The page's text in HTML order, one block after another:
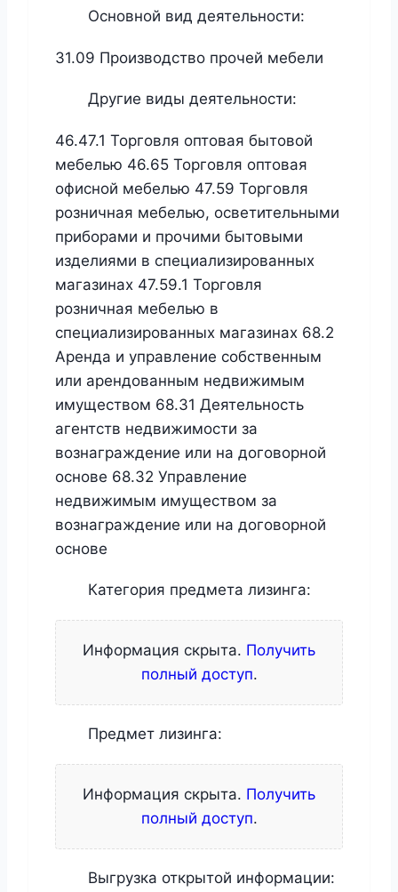
Основной вид деятельности:
31.09 Производство прочей мебели
Другие виды деятельности:
46.47.1 Торговля оптовая бытовой
мебелью 46.65 Торговля оптовая
офисной мебелью 47.59 Торговля
розничная мебелью, осветительными
приборами и прочими бытовыми
изделиями в специализированных
магазинах 47.59.1 Торговля
розничная мебелью в
специализированных магазинах 68.2
Аренда и управление собственным
или арендованным недвижимым
имуществом 68.31 Деятельность
агентств недвижимости за
вознаграждение или на договорной
основе 68.32 Управление
недвижимым имуществом за
вознаграждение или на договорной
основе
Категория предмета лизинга:
Информация скрыта. Получить
полный доступ.
Предмет лизинга:
Информация скрыта. Получить
полный доступ.
Выгрузка открытой информации: